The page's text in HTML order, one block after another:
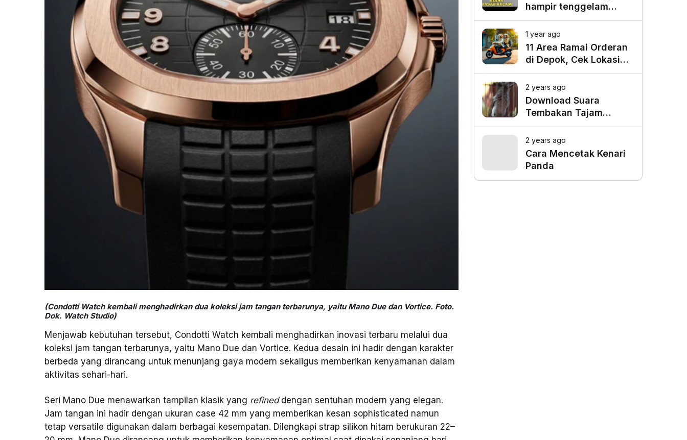
(Condotti Watch kembali menghadirkan dua koleksi jam tangan terbarunya, yaitu Mano Due dan Vortice. Foto.
Dok. Watch Studio)
Menjawab kebutuhan tersebut, Condotti Watch kembali menghadirkan inovasi terbaru melalui dua
koleksi jam tangan terbarunya, yaitu Mano Due dan Vortice. Kedua desain ini hadir dengan karakter
berbeda yang dirancang untuk menunjang gaya modern sekaligus memberikan kenyamanan dalam
aktivitas sehari-hari.
Seri Mano Due menawarkan tampilan klasik yang refined dengan sentuhan modern yang elegan.
Jam tangan ini hadir dengan ukuran case 42 mm yang memberikan kesan sophisticated namun
tetap versatile digunakan dalam berbagai kesempatan. Dilengkapi strap silikon hitam berukuran 22–
hampir tenggelam
gara-gara belut besar
1 year ago
11 Area Ramai Orderan
di Depok, Cek Lokasi
Favorit untuk Mangkal
Driver Online
2 years ago
Download Suara
Tembakan Tajam
Burung Siri Siri Gacor
Mp3
2 years ago
Cara Mencetak Kenari
Panda